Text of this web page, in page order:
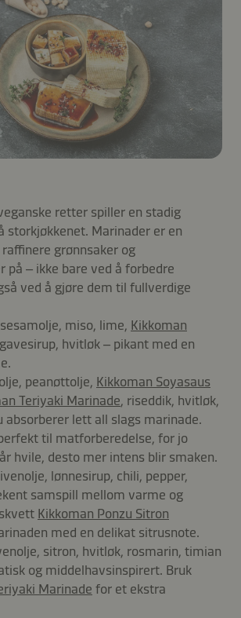
retter spiller en stadig
storkjøkkenet. Marinader er en
grønnsaker og
på – ikke bare ved å forbedre
ved å gjøre dem til fullverdige
miso, lime, Kikkoman
hvitløk – pikant med en
peanøttolje, Kikkoman Soyasaus
Teriyaki Marinade, riseddik, hvitløk,
absorberer lett all slags marinade.
til matforberedelse, for jo
hvile, desto mer intens blir smaken.
lønnesirup, chili, pepper,
samspill mellom varme og
Kikkoman Ponzu Sitron
med en delikat sitrusnote.
sitron, hvitløk, rosmarin, timian
og middelhavsinspirert. Bruk
Marinade for et ekstra